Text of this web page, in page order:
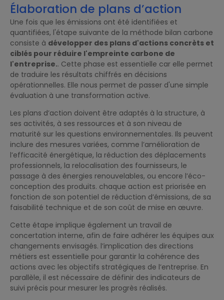
Élaboration de plans d’action
Une fois que les émissions ont été identifiées et
quantifiées, l'étape suivante de la méthode bilan carbone
consiste à développer des plans d'actions concrèts et
ciblés pour réduire l'empreinte carbone de
l'entreprise.. Cette phase est essentielle car elle permet
de traduire les résultats chiffrés en décisions
opérationnelles. Elle nous permet de passer d'une simple
évaluation à une transformation active.
Les plans d’action doivent être adaptés à la structure, à
ses activités, à ses ressources et à son niveau de
maturité sur les questions environnementales. Ils peuvent
inclure des mesures variées, comme l’amélioration de
l’efficacité énergétique, la réduction des déplacements
professionnels, la relocalisation des fournisseurs, le
passage à des énergies renouvelables, ou encore l’éco-
conception des produits. chaque action est priorisée en
fonction de son potentiel de réduction d’émissions, de sa
faisabilité technique et de son coût de mise en œuvre.
Cette étape implique également un travail de
concertation interne, afin de faire adhérer les équipes aux
changements envisagés. l’implication des directions
métiers est essentielle pour garantir la cohérence des
actions avec les objectifs stratégiques de l’entreprise. En
parallèle, il est nécessaire de définir des indicateurs de
suivi précis pour mesurer les progrès réalisés.